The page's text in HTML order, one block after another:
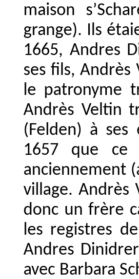
maison
grange). Ils
1665, Andres
ses fils, Andrès
le patronyme
Andrès Veltin
(Felden) à ses
1657 que ce
anciennement
village. Andrès
donc un frère
les registres
Andres
avec Barbara